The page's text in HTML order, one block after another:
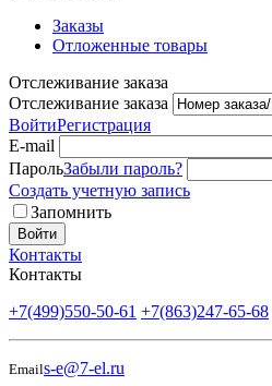
Заказы
Отложенные товары
Отслеживание заказа
Отслеживание заказа
ВойтиРегистрация
E-mail
ПарольЗабыли пароль?
Создать учетную запись
Запомнить
Войти
Контакты
Контакты
+7(499)550-50-61 +7(863)247-65-68
Emails-e@7-el.ru